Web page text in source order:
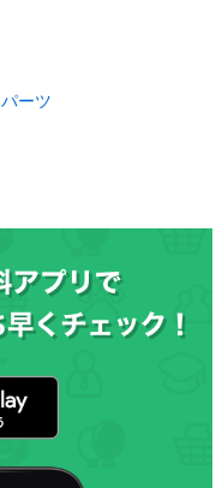
パーツ